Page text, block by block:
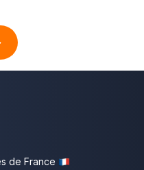
de France